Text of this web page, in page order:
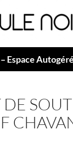
au
contenu